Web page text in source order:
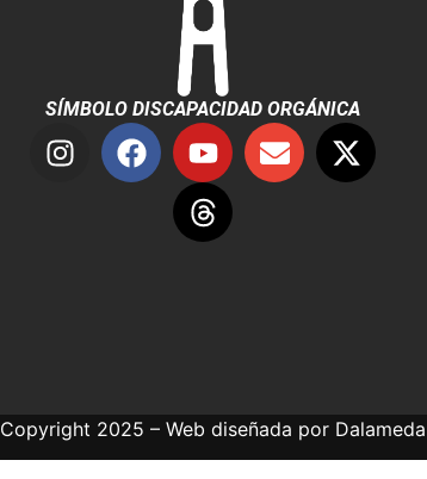
SÍMBOLO DISCAPACIDAD ORGÁNICA
Copyright 2025 – Web diseñada por Dalameda